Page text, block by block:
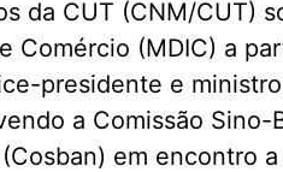
da CUT (CNM/CUT)
Comércio (MDIC) a
presidente e
a Comissão Sino-
em encontro